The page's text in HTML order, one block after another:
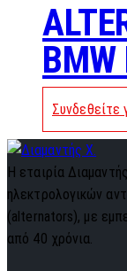
BMW
Συνδεθείτε
Η εταιρία
ηλεκτρολογικών
(alternators), με
από 40 χρόνια.